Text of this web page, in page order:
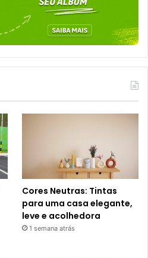
Cores Neutras: Tintas
para uma casa elegante,
leve e acolhedora
1 semana atrás